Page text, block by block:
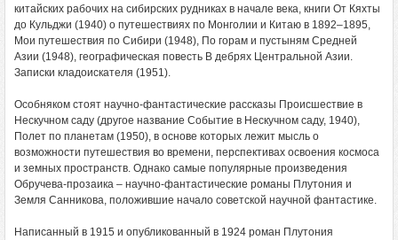
китайских рабочих на сибирских рудниках в начале века, книги От Кяхты
до Кульджи (1940) о путешествиях по Монголии и Китаю в 1892–1895,
Мои путешествия по Сибири (1948), По горам и пустыням Средней
Азии (1948), географическая повесть В дебрях Центральной Азии.
Записки кладоискателя (1951).
Особняком стоят научно-фантастические рассказы Происшествие в
Нескучном саду (другое название Событие в Нескучном саду, 1940),
Полет по планетам (1950), в основе которых лежит мысль о
возможности путешествия во времени, перспективах освоения космоса
и земных пространств. Однако самые популярные произведения
Обручева-прозаика – научно-фантастические романы Плутония и
Земля Санникова, положившие начало советской научной фантастике.
Написанный в 1915 и опубликованный в 1924 роман Плутония